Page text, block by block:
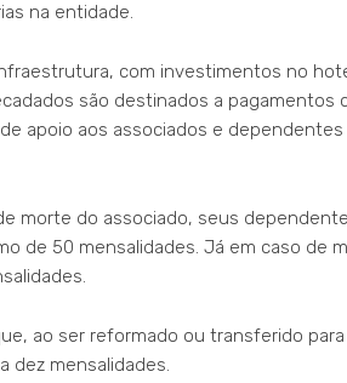
na entidade.
com investimentos no
são destinados a pagamentos
apoio aos associados e
morte do associado, seus
de 50 mensalidades. Já em caso de
ao ser reformado ou transferido
dez mensalidades.